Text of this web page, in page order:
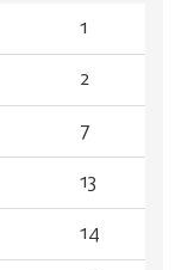
1
2
7
13
14